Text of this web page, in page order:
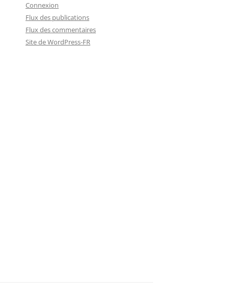
Connexion
Flux des publications
Flux des commentaires
Site de WordPress-FR